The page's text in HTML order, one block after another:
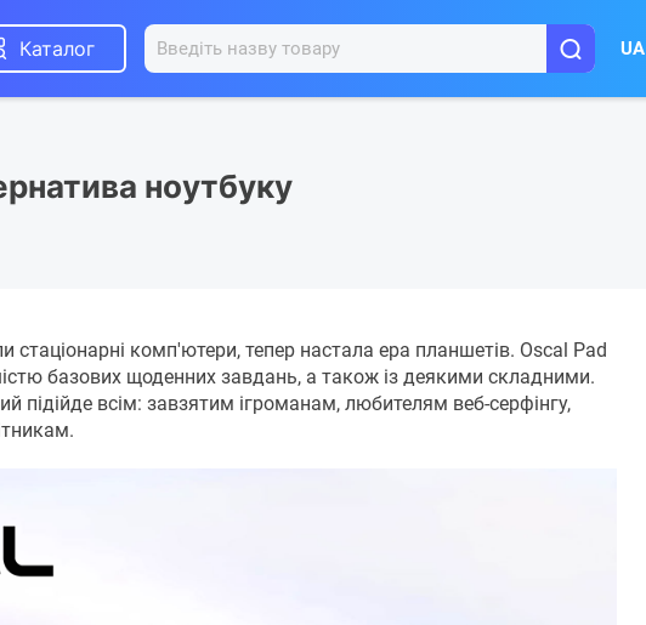
Каталог UA
ноутбуку
стаціонарні комп'ютери, тепер настала ера планшетів. Oscal Pad
базових щоденних завдань, а також із деякими складними.
підійде всім: завзятим ігроманам, любителям веб-серфінгу,